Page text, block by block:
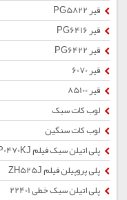
قیر PG5822
قیر PG6416
قیر PG6422
قیر 6070
قیر 85100
لوب کات سبک
لوب کات سنگین
پلی اتیلن سبک فیلم LP0470KJ
پلی پروپیلن فیلم ZH525J
پلی اتیلن سبک خطی 22401